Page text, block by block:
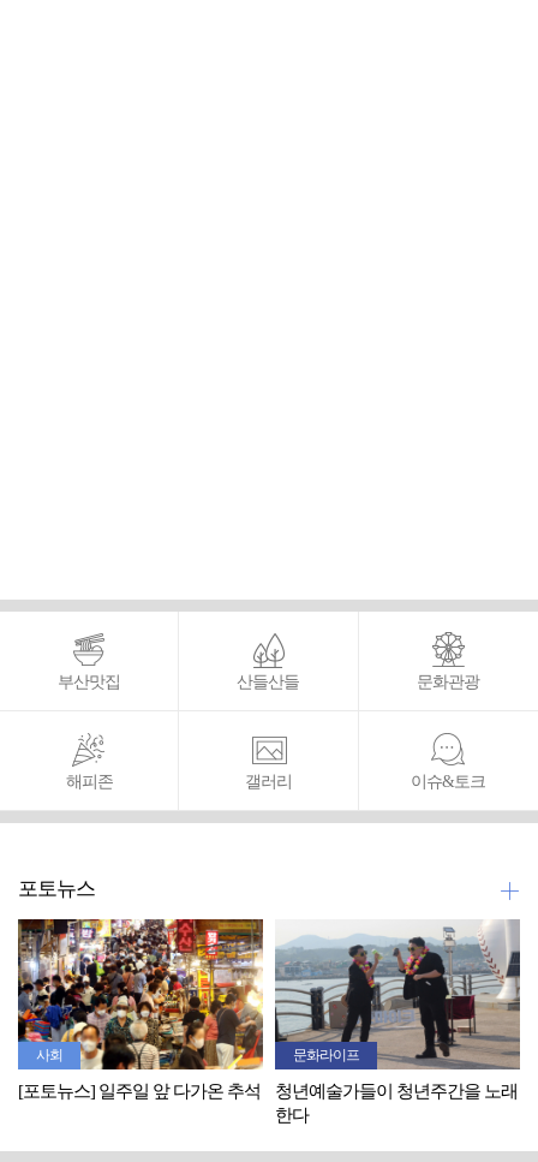
부산맛집 산들산들 문화관광
해피존 갤러리 이슈&토크
포토뉴스
사회
[포토뉴스] 일주일 앞 다가온 추석
문화라이프
청년예술가들이 청년주간을 노래
한다